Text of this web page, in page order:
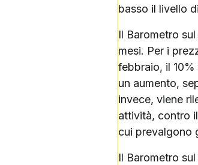
basso il livello
Il Barometro
mesi. Per i
febbraio, il
un aumento,
invece, viene
attività, contro
cui prevalgono
Il Barometro